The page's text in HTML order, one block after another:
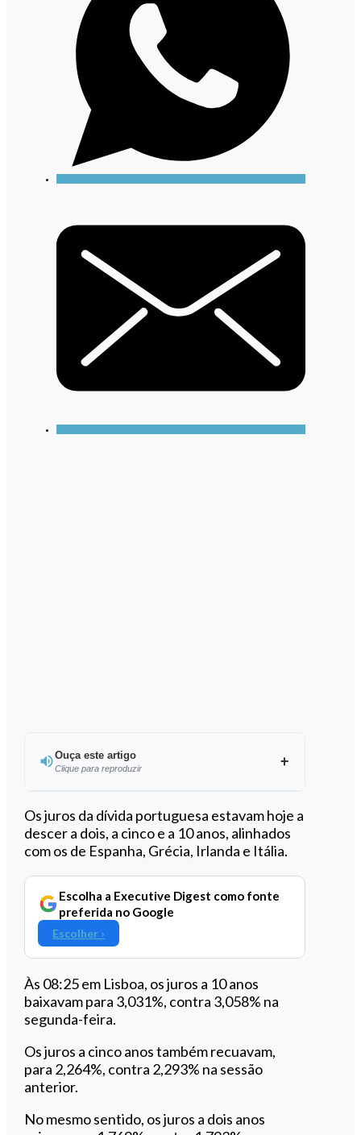
Ouça este artigo
Clique para reproduzir
Ouvir este artigo
Os juros da dívida portuguesa estavam hoje a
descer a dois, a cinco e a 10 anos, alinhados
com os de Espanha, Grécia, Irlanda e Itália.
Escolha a Executive Digest como fonte
preferida no Google
Escolher ›
Às 08:25 em Lisboa, os juros a 10 anos
baixavam para 3,031%, contra 3,058% na
segunda-feira.
Os juros a cinco anos também recuavam,
para 2,264%, contra 2,293% na sessão
anterior.
No mesmo sentido, os juros a dois anos